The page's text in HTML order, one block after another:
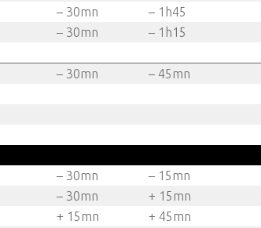
– 30mn
– 1h45
– 30mn
– 1h15
– 30mn
– 45mn
– 30mn
– 15mn
– 30mn
+ 15mn
+ 15mn
+ 45mn